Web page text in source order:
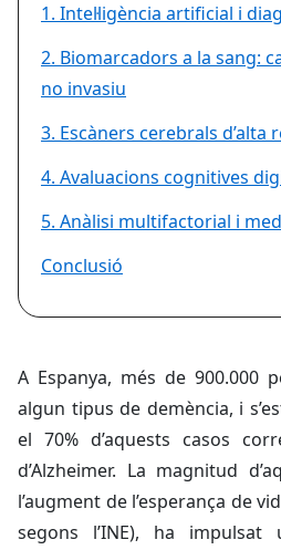
1. Intel·ligència artificial i
2. Biomarcadors a la sang:
no invasiu
3. Escàners cerebrals d’alta
4. Avaluacions cognitives
5. Anàlisi multifactorial i
Conclusió
A Espanya, més de 900.000
algun tipus de demència, i
el 70% d’aquests casos
d’Alzheimer. La magnitud
l’augment de l’esperança de
segons l’INE), ha